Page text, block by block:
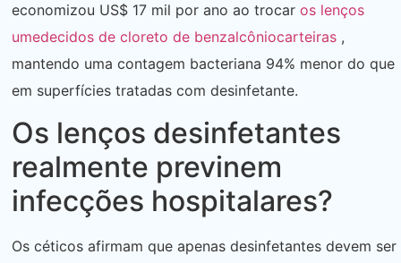
economizou US$ 17 mil por ano ao trocar os lenços
umedecidos de cloreto de benzalcôniocarteiras ,
mantendo uma contagem bacteriana 94% menor do que
em superfícies tratadas com desinfetante.
Os lenços desinfetantes
realmente previnem
infecções hospitalares?
Os céticos afirmam que apenas desinfetantes devem ser